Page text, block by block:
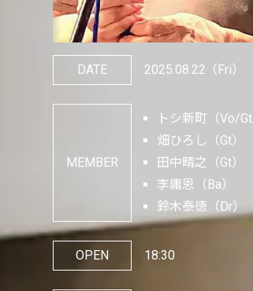
DATE 2025.08.22 （Fri）
MEMBER
トシ新町（Vo/
畑ひろし（Gt）
田中晴之（Gt）
李庸恩（Ba）
鈴木泰徳（Dr）
OPEN 18:30